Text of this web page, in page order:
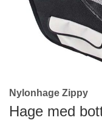
Skip
to
the
Nylonhage Zippy
Hage med